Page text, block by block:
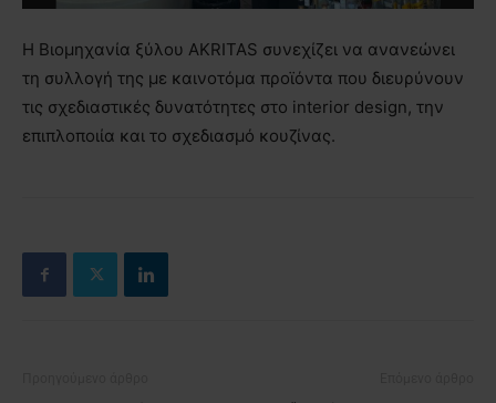
Η Βιομηχανία ξύλου AKRITAS συνεχίζει να ανανεώνει
τη συλλογή της με καινοτόμα προϊόντα που διευρύνουν
τις σχεδιαστικές δυνατότητες στο interior design, την
επιπλοποιία και το σχεδιασμό κουζίνας.